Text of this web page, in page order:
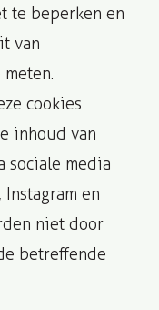
te beperken en
van
cookies
inhoud van
sociale media
Instagram en
niet door
betreffende